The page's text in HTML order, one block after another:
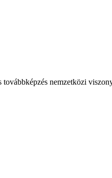
nemzetközi